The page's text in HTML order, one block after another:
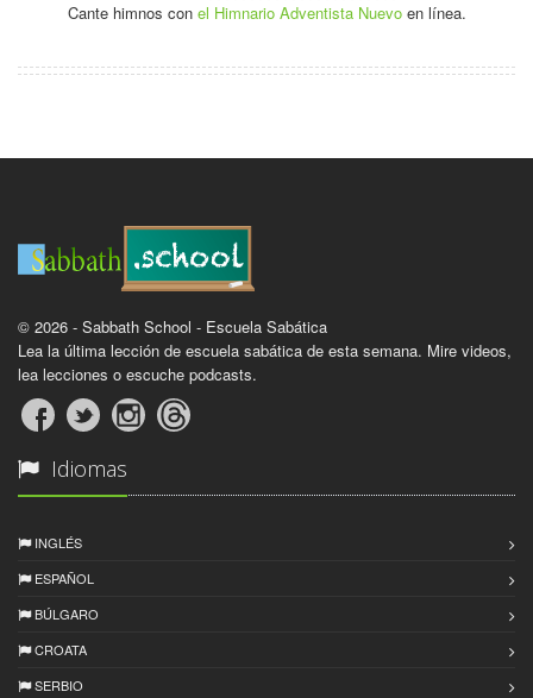
Cante himnos con el Himnario Adventista Nuevoen línea.
© 2026 - Sabbath School - Escuela Sabática
Lea la última lección de escuela sabática de esta semana. Mire videos,
lea lecciones o escuche podcasts.
Idiomas
INGLÉS
ESPAÑOL
BÚLGARO
CROATA
SERBIO